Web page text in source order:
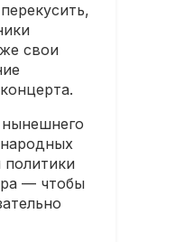
свои
— чтобы